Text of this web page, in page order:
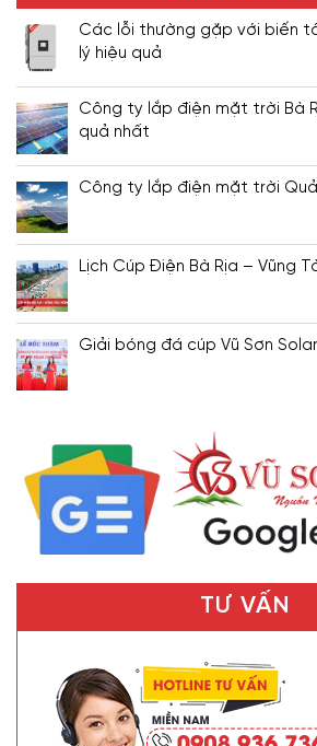
Các lỗi thường gặp với biến
lý hiệu quả
Công ty lắp điện mặt trời Bà
quả nhất
Công ty lắp điện mặt trời
Lịch Cúp Điện Bà Rịa – Vũng
Giải bóng đá cúp Vũ Sơn
TƯ VẤN